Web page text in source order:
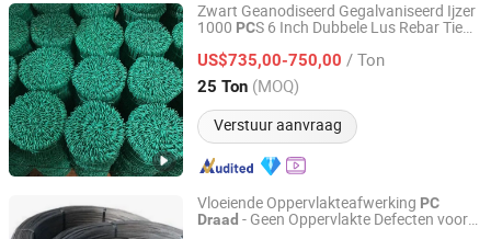
Zwart Geanodiseerd Gegalvaniseerd Ijzer
1000 PCS 6 Inch Dubbele Lus Rebar Tie
BalingDraad
US$735,00-750,00 / Ton
25 Ton (MOQ)
Verstuur aanvraag
ANPING COUNTY HUAXING WIRE MESH CO., LTD.
Hebei, China Sinds 2026
Vloeiende Oppervlakteafwerking PC
Draad - Geen Oppervlakte Defecten voor
Tianjin Wasungen Metal Products Co., Ltd.